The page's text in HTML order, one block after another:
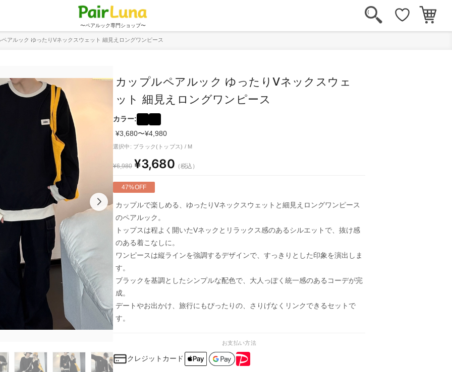
〜ペアルック専門ショップ〜
ペアルック ゆったりVネックスウェット 細見えロングワンピース
カップルペアルック ゆったりVネックスウェ
ット 細見えロングワンピース
カラー:
¥3,680〜¥4,980
選択中: ブラック(トップス) / M
¥6,980 ¥3,680 （税込）
47%OFF
カップルで楽しめる、ゆったりVネックスウェットと細見えロングワンピース
のペアルック。
トップスは程よく開いたVネックとリラックス感のあるシルエットで、抜け感
のある着こなしに。
ワンピースは縦ラインを強調するデザインで、すっきりとした印象を演出しま
す。
ブラックを基調としたシンプルな配色で、大人っぽく統一感のあるコーデが完
成。
デートやお出かけ、旅行にもぴったりの、さりげなくリンクできるセットで
す。
お支払い方法
クレジットカード